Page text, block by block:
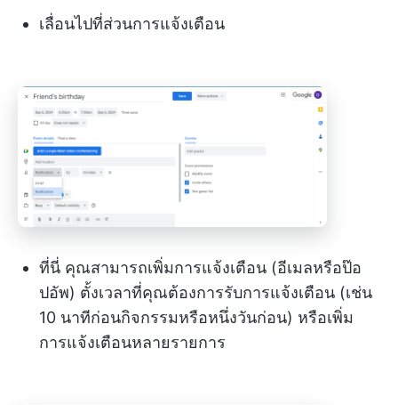
เลื่อนไปที่ส่วนการแจ้งเตือน
ที่นี่ คุณสามารถเพิ่มการแจ้งเตือน (อีเมลหรือป๊อ
ปอัพ) ตั้งเวลาที่คุณต้องการรับการแจ้งเตือน (เช่น
10 นาทีก่อนกิจกรรมหรือหนึ่งวันก่อน) หรือเพิ่ม
การแจ้งเตือนหลายรายการ